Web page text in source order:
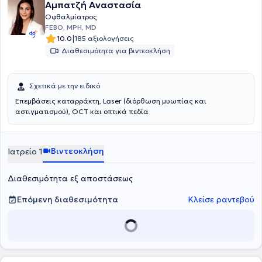
Αμπατζή Αναστασία
Οφθαλμίατρος
FEBO, MPH, MD
10.0|185 αξιολογήσεις
Διαθεσιμότητα για βιντεοκλήση
Σχετικά με την ειδικό
Επεμβάσεις καταρράκτη, Laser (διόρθωση μυωπίας και
αστιγματισμού), OCT και οπτικά πεδία
Ιατρείο 1 Βιντεοκλήση
Διαθεσιμότητα εξ αποστάσεως
Επόμενη διαθεσιμότητα
Κλείσε ραντεβού